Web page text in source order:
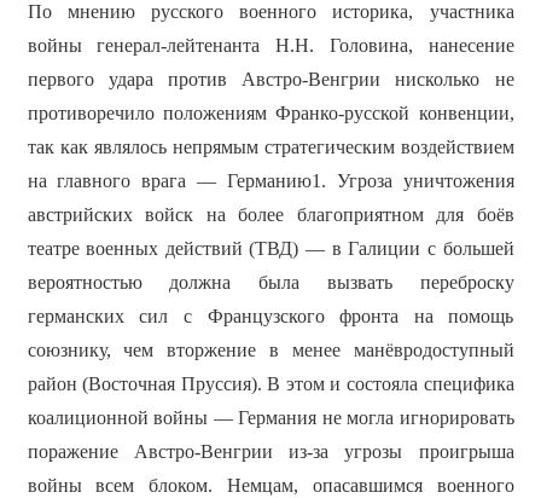
По мнению русского военного историка, участника
войны генерал-лейтенанта Н.Н. Головина, нанесение
первого удара против Австро-Венгрии нисколько не
противоречило положениям Франко-русской конвенции,
так как являлось непрямым стратегическим воздействием
на главного врага — Германию1. Угроза уничтожения
австрийских войск на более благоприятном для боёв
театре военных действий (ТВД) — в Галиции с большей
вероятностью должна была вызвать переброску
германских сил с Французского фронта на помощь
союзнику, чем вторжение в менее манёвродоступный
район (Восточная Пруссия). В этом и состояла специфика
коалиционной войны — Германия не могла игнорировать
поражение Австро-Венгрии из-за угрозы проигрыша
войны всем блоком. Немцам, опасавшимся военного